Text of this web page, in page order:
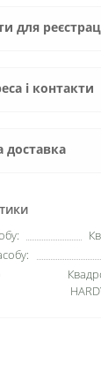
для
і контакти
доставка